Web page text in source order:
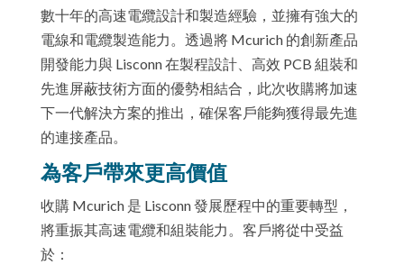
數十年的高速電纜設計和製造經驗，並擁有強大的
電線和電纜製造能力。透過將 Mcurich 的創新產品
開發能力與 Lisconn 在製程設計、高效 PCB 組裝和
先進屏蔽技術方面的優勢相結合，此次收購將加速
下一代解決方案的推出，確保客戶能夠獲得最先進
的連接產品。
為客戶帶來更高價值
收購 Mcurich 是 Lisconn 發展歷程中的重要轉型，
將重振其高速電纜和組裝能力。客戶將從中受益
於：